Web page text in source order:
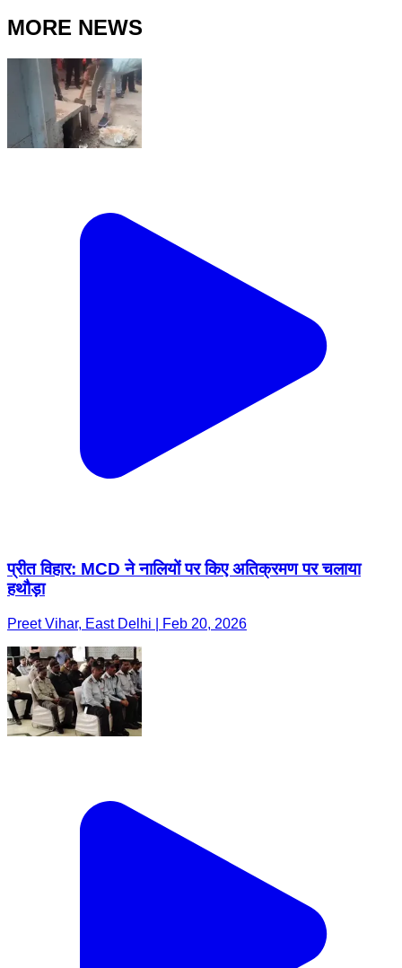
MORE NEWS
प्रीत विहार: MCD ने नालियों पर किए अतिक्रमण पर चलाया
हथौड़ा
Preet Vihar, East Delhi | Feb 20, 2026